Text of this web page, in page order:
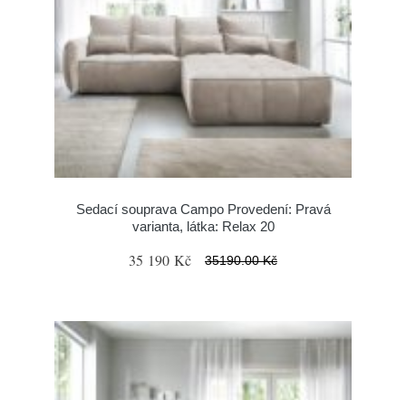
Sedací souprava Campo Provedení: Pravá
varianta, látka: Relax 20
35 190 Kč 35190.00 Kč